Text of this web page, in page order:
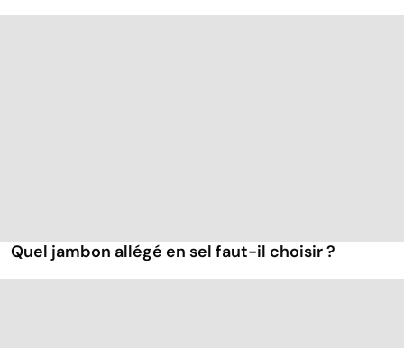
Quel jambon allégé en sel faut-il choisir ?